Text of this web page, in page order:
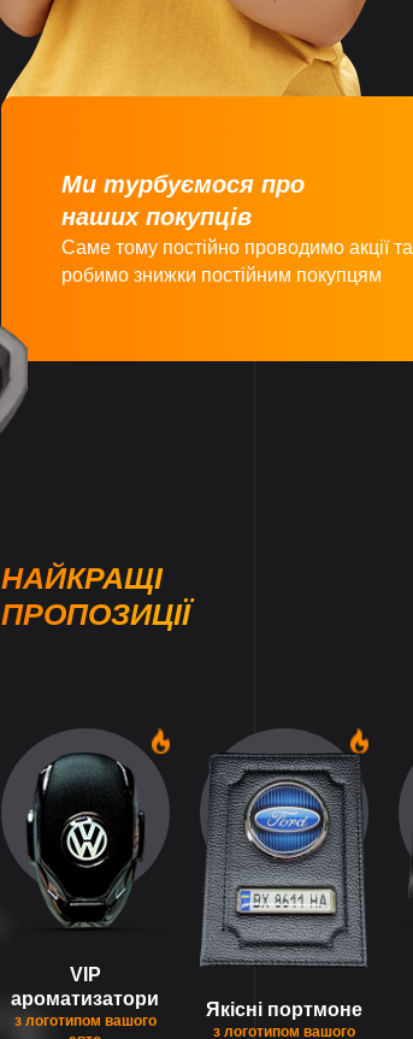
Ми турбуємося про
наших покупців
Саме тому постійно проводимо акції та
робимо знижки постійним покупцям
НАЙКРАЩІ
ПРОПОЗИЦІЇ
VIP
ароматизатори
з логотипом вашого
Якісні портмоне
з логотипом вашого